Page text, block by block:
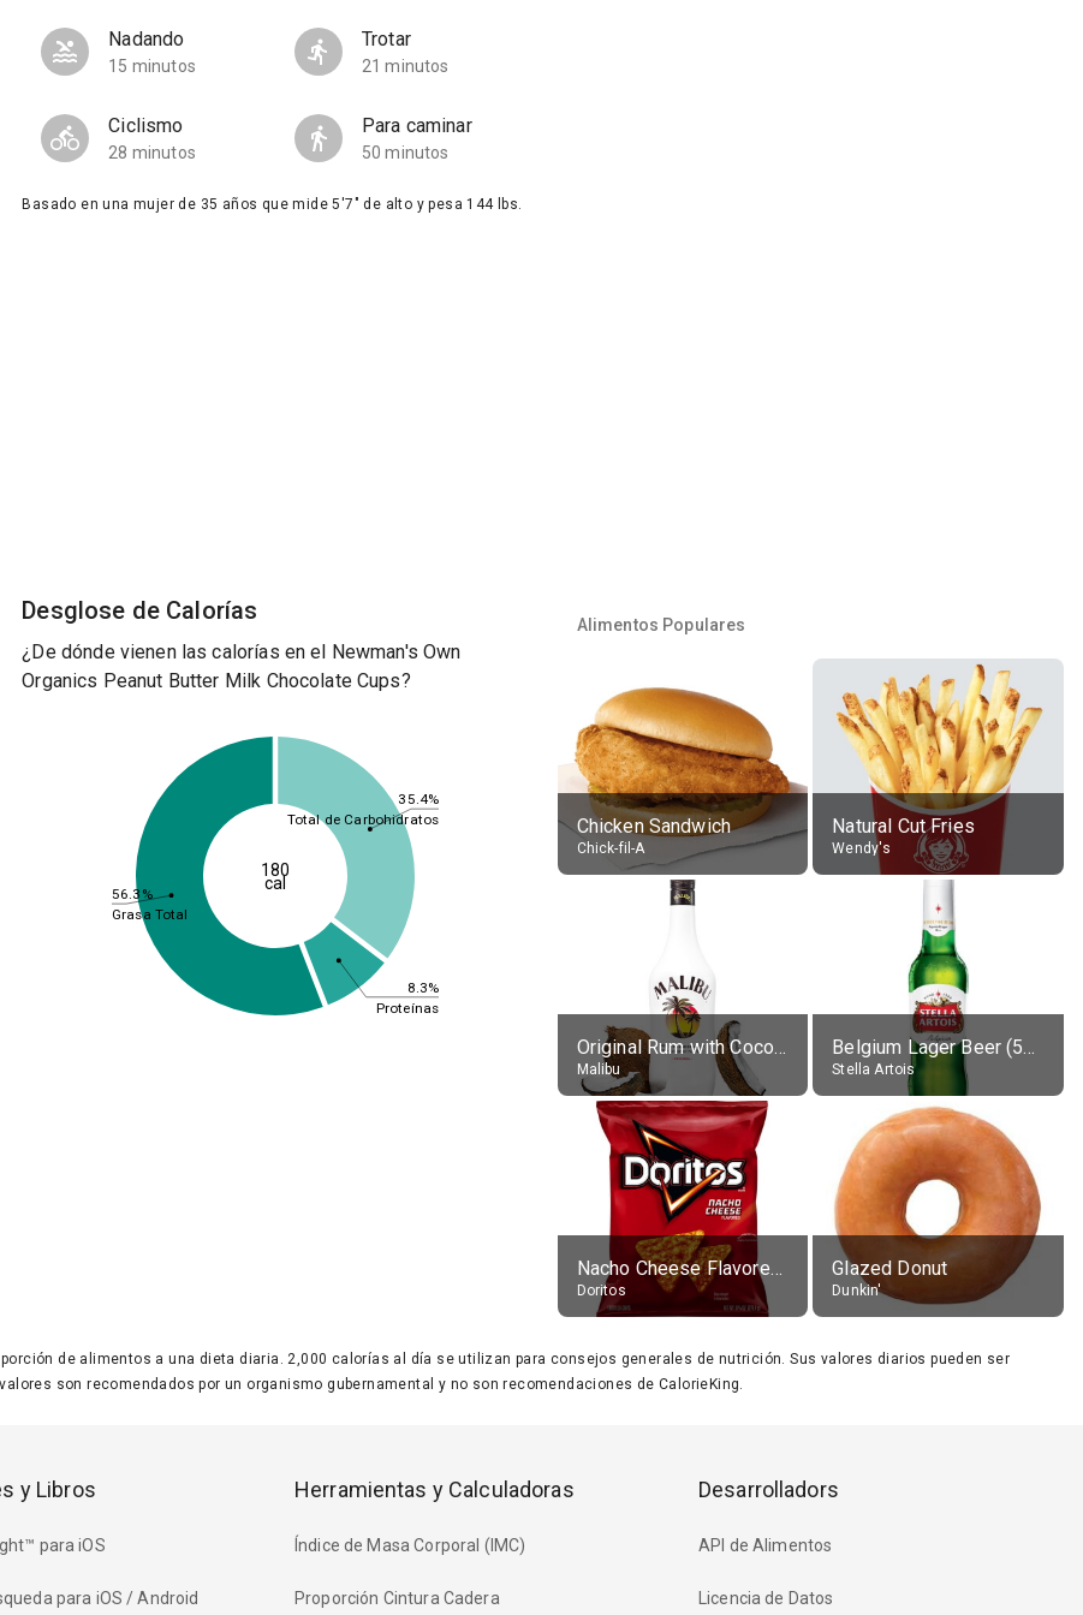
Nadando
15 minutos
Trotar
21 minutos
Ciclismo
28 minutos
Para caminar
50 minutos
Basado en una mujer de 35 años que mide 5'7" de alto y pesa 144 lbs.
Desglose de Calorías
¿De dónde vienen las calorías en el Newman's Own
Organics Peanut Butter Milk Chocolate Cups?
35.4%
8.3%
56.3%
Total de Carbohidratos
Proteínas
Grasa Total
180
cal
Alimentos Populares
Chicken Sandwich
Chick-fil-A
Natural Cut Fries
Wendy's
Original Rum with Coconut Flavour (21% alc.)
Malibu
Belgium Lager Beer (5% alc.)
Stella Artois
Nacho Cheese Flavored Tortilla Chips
Doritos
Glazed Donut
Dunkin'
de alimentos a una dieta diaria. 2,000 calorías al día se utilizan para consejos generales de nutrición. Sus valores diarios pueden ser
son recomendados por un organismo gubernamental y no son recomendaciones de CalorieKing.
y Libros
para iOS
para iOS / Android
Herramientas y Calculadoras
Índice de Masa Corporal (IMC)
Proporción Cintura Cadera
Desarrolladors
API de Alimentos
Licencia de Datos